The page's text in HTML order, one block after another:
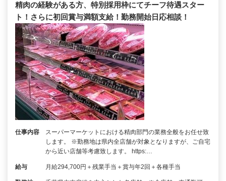
精肉の経験がある方、特別採用枠にてチーフ待遇スター
ト！さらに初回賞与満額支給！勤務開始日応相談！
仕事内容
スーパーマーケットにおける精肉部門の業務全般をお任せ致
します。 ※勤務地は県内全店舗が対象となりますが、ご自宅
から近い店舗等考慮致します。 https:…
給与 月給294,700円＋残業手当＋賞与年2回＋各種手当